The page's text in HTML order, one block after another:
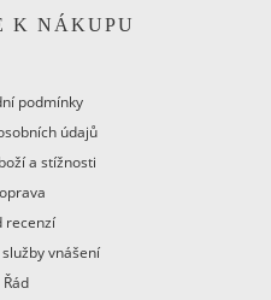
K NÁKUPU
podmínky
údajů
a stížnosti
recenzí
vnášení
Řád